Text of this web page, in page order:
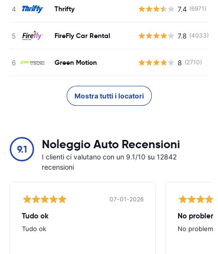
Thrifty 7.4 (6971)
FireFly Car Rental 7.8 (4033)
Green Motion 8 (2710)
Mostra tutti i locatori
9.1 Noleggio Auto Recensioni
I clienti ci valutano con un 9.1/10 su 12842
recensioni
07-01-2026
Tudo ok
Tudo ok
No
No